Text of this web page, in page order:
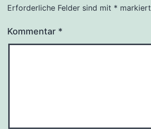
Erforderliche Felder sind mit * markiert
Kommentar *